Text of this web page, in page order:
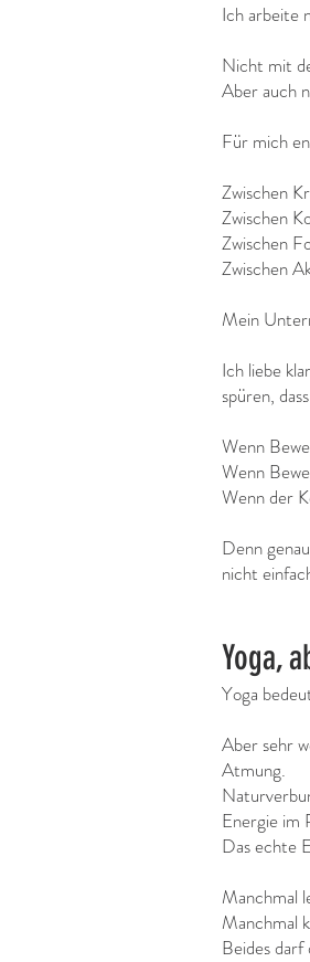
Ich arbeite
Nicht mit
Aber auch
Für mich
Zwischen
Zwischen
Zwischen
Zwischen
Mein
Ich liebe
spüren,
Wenn
Wenn
Wenn der
Denn
nicht
Yoga,
Yoga
Aber sehr
Atmung.
Energie im
Das echte
Manchmal
Manchmal
Beides darf